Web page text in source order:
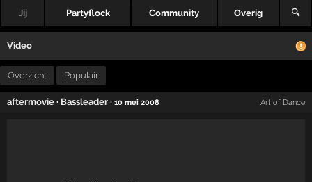
Jij Partyflock Community Overig 🔍
Video
Overzicht Populair
aftermovie · Bassleader ·10 mei 2008 Art of Dance